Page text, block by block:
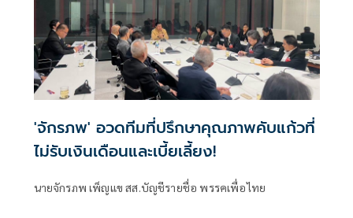
'จักรภพ' อวดทีมที่ปรึกษาคุณภาพคับแก้วที่
ไม่รับเงินเดือนและเบี้ยเลี้ยง!
นายจักรภพ เพ็ญแข สส.บัญชีรายชื่อ พรรคเพื่อไทย